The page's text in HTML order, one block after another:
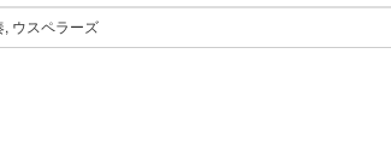
, ウスペラーズ